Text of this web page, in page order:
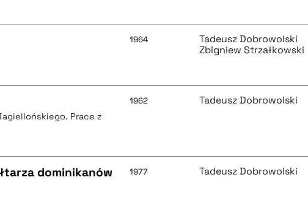
1964
Tadeusz Dobrowolski
Zbigniew Strzałkowski
Prace z
1962 Tadeusz Dobrowolski
dominikanów 1977 Tadeusz Dobrowolski